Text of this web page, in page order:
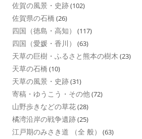
佐賀の風景・史跡(102)
佐賀県の石橋 (26)
四国（徳島・高知） (117)
四国（愛媛・香川） (63)
天草の巨樹・ふるさと熊本の樹木 (23)
天草の石橋 (10)
天草の風景・史跡(31)
寄稿・ゆうこう・その他(72)
山野歩きなどの草花(28)
橘湾沿岸の戦争遺跡(25)
江戸期のみさき道 （全 般） (63)